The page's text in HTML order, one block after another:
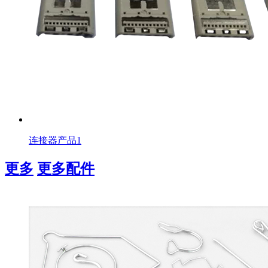
连接器产品1
更多 更多配件